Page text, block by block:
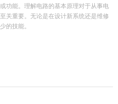
功能。理解电路的基本原理对于从事电
关重要。无论是在设计新系统还是维修
的技能。